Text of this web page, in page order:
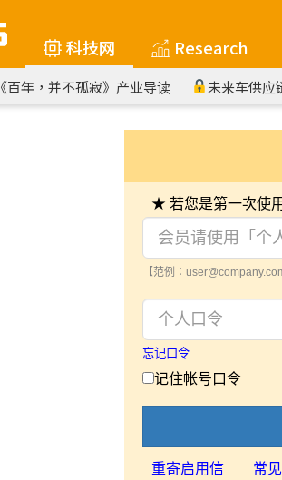
科技网 Research
《百年，并不孤寂》产业导读 未来车供应
★ 若您是第一次使
【范例：
忘记口令
记住帐号口令
重寄启用信 常